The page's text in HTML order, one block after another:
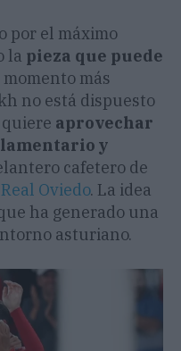
por el máximo
la pieza que puede
más
no está dispuesto
aprovechar
y
cafetero de
Real Oviedo. La idea
ha generado una
asturiano.